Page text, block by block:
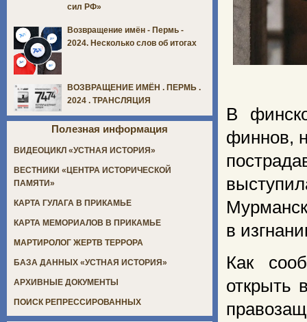
В
финнов,
в
Как
открыть
сил РФ»
Возвращение имён - Пермь -
2024. Несколько слов об итогах
ВОЗВРАЩЕНИЕ ИМЁН . ПЕРМЬ .
2024 . ТРАНСЛЯЦИЯ
Полезная информация
ВИДЕОЦИКЛ «УСТНАЯ ИСТОРИЯ»
ВЕСТНИКИ «ЦЕНТРА ИСТОРИЧЕСКОЙ
ПАМЯТИ»
КАРТА ГУЛАГА В ПРИКАМЬЕ
КАРТА МЕМОРИАЛОВ В ПРИКАМЬЕ
МАРТИРОЛОГ ЖЕРТВ ТЕРРОРА
БАЗА ДАННЫХ «УСТНАЯ ИСТОРИЯ»
АРХИВНЫЕ ДОКУМЕНТЫ
ПОИСК РЕПРЕССИРОВАННЫХ